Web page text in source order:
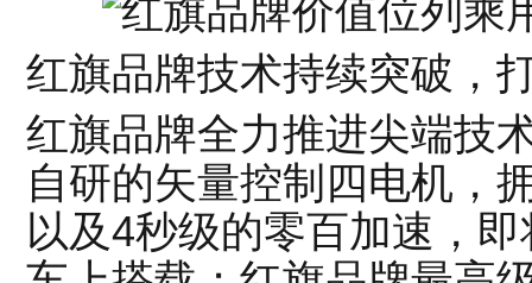
红旗品牌技术持续突破，
红旗品牌全力推进尖端技
自研的矢量控制四电机，
以及4秒级的零百加速，